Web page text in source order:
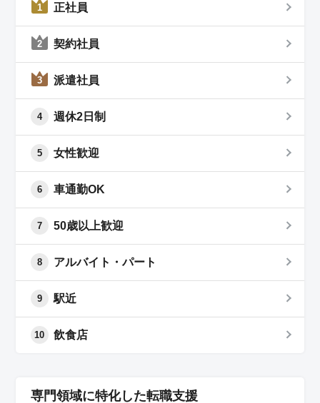
1 正社員
2 契約社員
3 派遣社員
4 週休2日制
5 女性歓迎
6 車通勤OK
7 50歳以上歓迎
8 アルバイト・パート
9 駅近
10 飲食店
専門領域に特化した転職支援